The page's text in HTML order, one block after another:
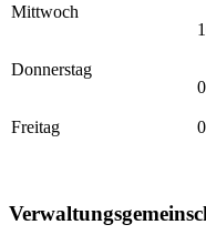
Mittwoch
Donnerstag
Freitag